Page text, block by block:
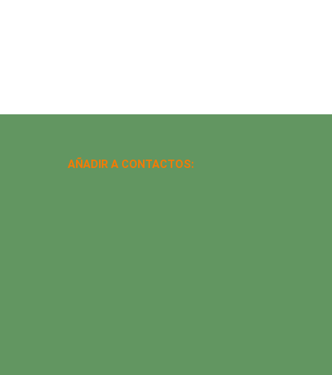
AÑADIR A CONTACTOS: